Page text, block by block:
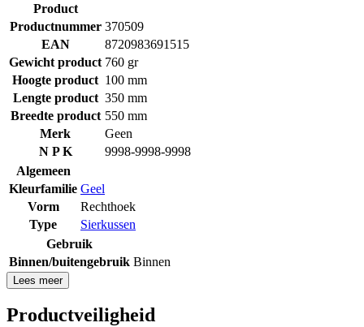
Product
Productnummer 370509
EAN
8720983691515
Gewicht product 760 gr
Hoogte product 100 mm
Lengte product 350 mm
Breedte product 550 mm
Merk
Geen
N P K
9998-9998-9998
Algemeen
Kleurfamilie Geel
Vorm
Rechthoek
Type
Sierkussen
Gebruik
Binnen/buitengebruik Binnen
Lees meer
Productveiligheid